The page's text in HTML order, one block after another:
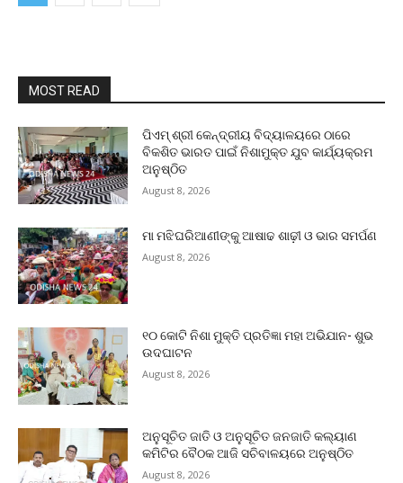
MOST READ
ପିଏମ୍ ଶ୍ରୀ କେନ୍ଦ୍ରୀୟ ବିଦ୍ୟାଳୟରେ ଠାରେ
ବିକଶିତ ଭାରତ ପାଇଁ ନିଶାମୁକ୍ତ ଯୁବ କାର୍ଯ୍ୟକ୍ରମ
ଅନୁଷ୍ଠିତ
August 8, 2026
ମା ମଝିଘରିଆଣୀଙ୍କୁ ଆଷାଢ ଶାଢ଼ୀ ଓ ଭାର ସମର୍ପଣ
August 8, 2026
୧୦ କୋଟି ନିଶା ମୁକ୍ତି ପ୍ରତିଜ୍ଞା ମହା ଅଭିଯାନ- ଶୁଭ
ଉଦଘାଟନ
August 8, 2026
ଅନୁସୂଚିତ ଜାତି ଓ ଅନୁସୂଚିତ ଜନଜାତି କଲ୍ୟାଣ
କମିଟିର ବୈଠକ ଆଜି ସଚିବାଳୟରେ ଅନୁଷ୍ଠିତ
August 8, 2026